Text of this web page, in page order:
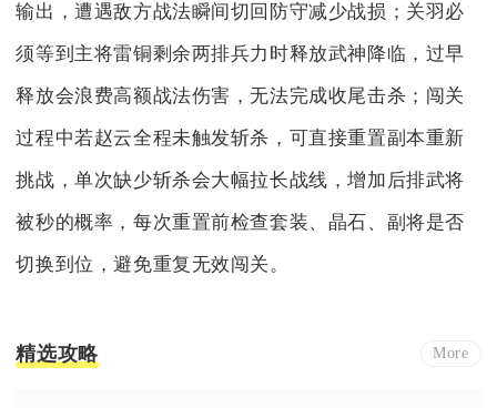
输出，遭遇敌方战法瞬间切回防守减少战损；关羽必
须等到主将雷铜剩余两排兵力时释放武神降临，过早
释放会浪费高额战法伤害，无法完成收尾击杀；闯关
过程中若赵云全程未触发斩杀，可直接重置副本重新
挑战，单次缺少斩杀会大幅拉长战线，增加后排武将
被秒的概率，每次重置前检查套装、晶石、副将是否
切换到位，避免重复无效闯关。
精选攻略 More